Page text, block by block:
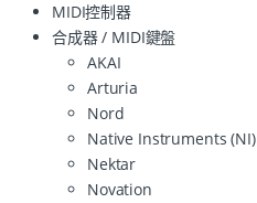
MIDI控制器
合成器 / MIDI鍵盤
AKAI
Arturia
Nord
Native Instruments (NI)
Nektar
Novation